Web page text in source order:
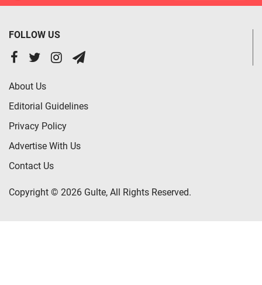
FOLLOW US
About Us
Editorial Guidelines
Privacy Policy
Advertise With Us
Contact Us
Copyright © 2026 Gulte, All Rights Reserved.